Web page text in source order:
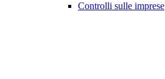
Controlli sulle imprese